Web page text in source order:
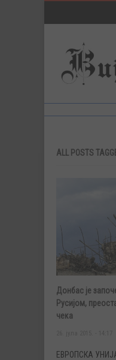
ALL POSTS
Донбас је
Русијом,
чека
ЕВРОПСКА